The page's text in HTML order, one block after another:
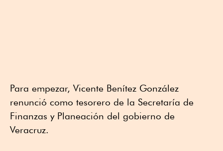
Para empezar, Vicente Benítez González
renunció como tesorero de la Secretaría de
Finanzas y Planeación del gobierno de
Veracruz.